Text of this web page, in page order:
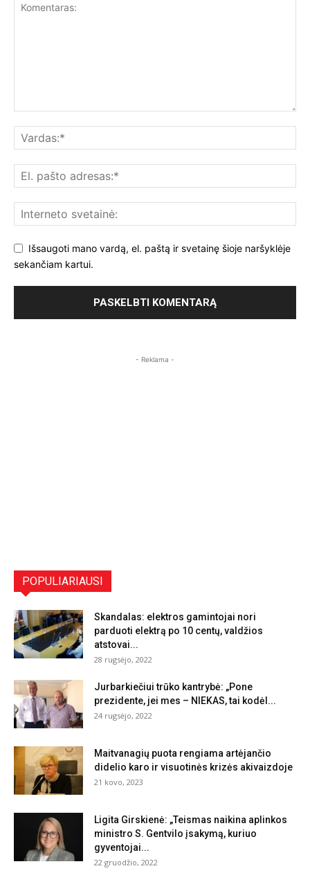
Išsaugoti mano vardą, el. paštą ir svetainę šioje naršyklėje
sekančiam kartui.
- Reklama -
POPULIARIAUSI
Skandalas: elektros gamintojai nori
parduoti elektrą po 10 centų, valdžios
atstovai...
28 rugsėjo, 2022
Jurbarkiečiui trūko kantrybė: „Pone
prezidente, jei mes – NIEKAS, tai kodėl...
24 rugsėjo, 2022
Maitvanagių puota rengiama artėjančio
didelio karo ir visuotinės krizės akivaizdoje
21 kovo, 2023
Ligita Girskienė: „Teismas naikina aplinkos
ministro S. Gentvilo įsakymą, kuriuo
gyventojai...
22 gruodžio, 2022